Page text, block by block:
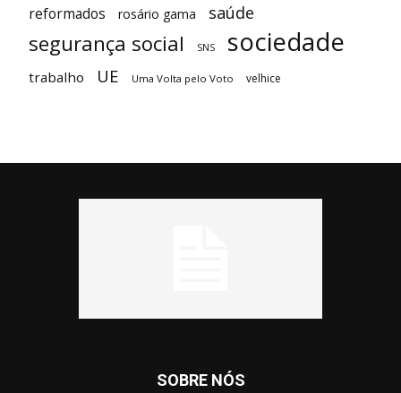
reformados rosário gama saúde
segurança social SNS sociedade
trabalho UE Uma Volta pelo Voto velhice
SOBRE NÓS